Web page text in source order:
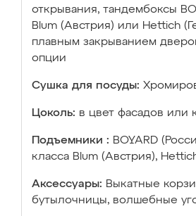
открывания, тандембоксы
Blum (Австрия) или Hettich
плавным закрыванием
опции
Сушка для посуды:
Цоколь: в цвет фасадов или
Подъемники : BOYARD
класса Blum (Австрия),
Аксессуары: Выкатные
бутылочницы, волшебные